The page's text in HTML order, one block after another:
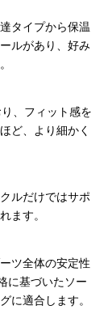
タイプから保温
ルがあり、好み
、フィット感を
ど、より細かく
ルだけではサポ
ます。
ツ全体の安定性
に基づいたソー
に適合します。